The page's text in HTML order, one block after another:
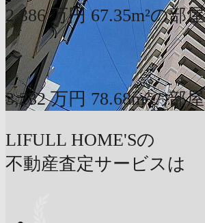
2,386 万円 67.35m²の部屋
〜
3,232 万円 78.68m²の部屋
LIFULL HOME'Sの
不動産査定サービスは